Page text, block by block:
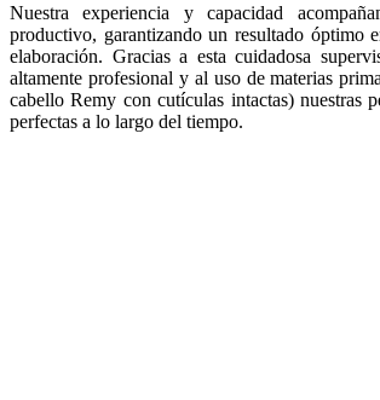
Nuestra experiencia y capacidad
productivo, garantizando un resultado óptimo
elaboración. Gracias a esta cuidadosa
altamente profesional y al uso de materias
cabello Remy con cutículas intactas) nuestras
perfectas a lo largo del tiempo.